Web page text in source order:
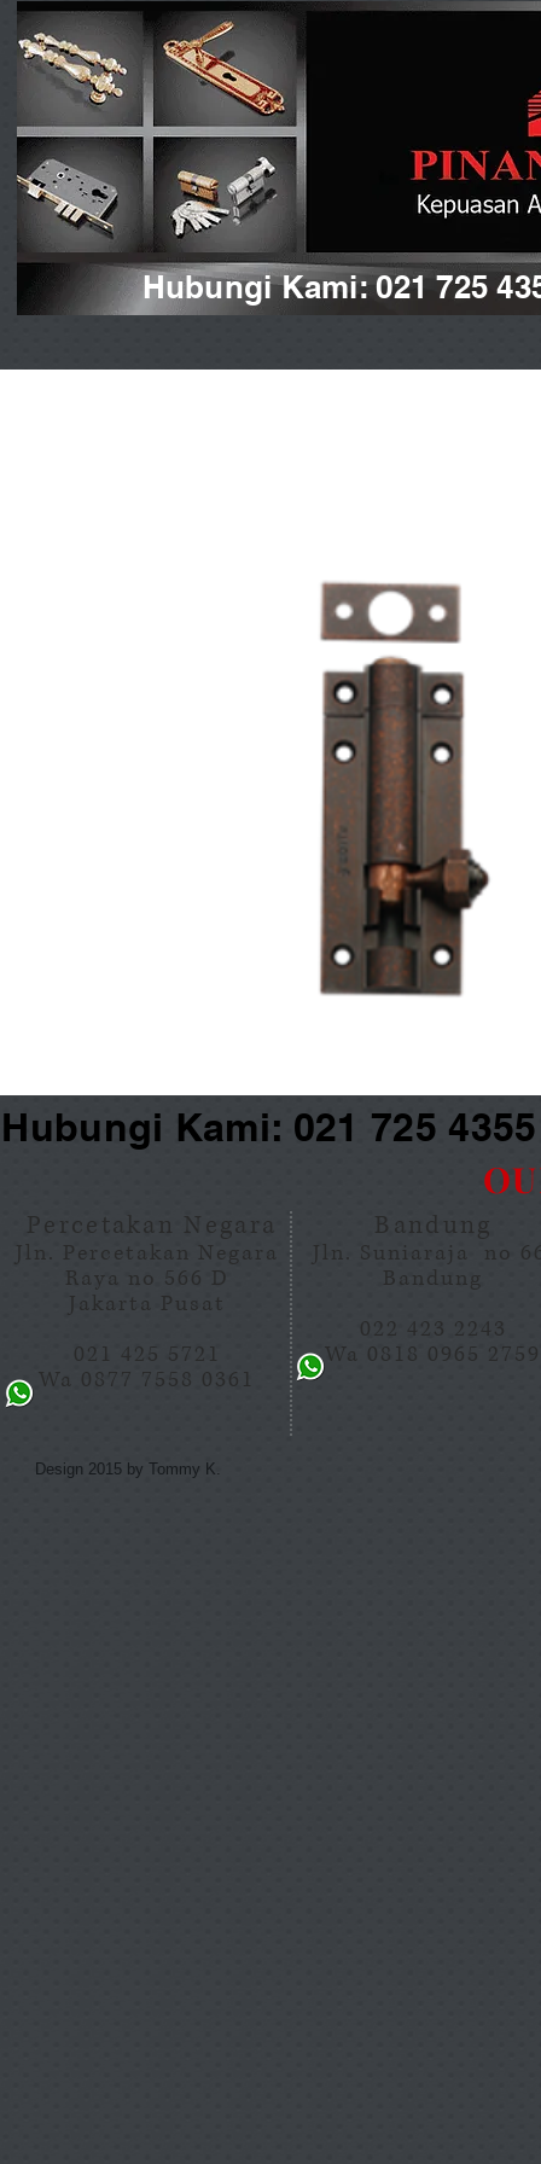
Hubungi Kami: 021 725
Kami: 021 725
Percetakan Negara
Jln. Percetakan Negara
Raya no 566 D
Jakarta Pusat
021 425 5721
Wa 0877 7558 0361
Bandung
Jln. Suniaraja no
Bandung
022 423 2243
Wa 0818 0965 2759
Design 2015 by Tommy K.